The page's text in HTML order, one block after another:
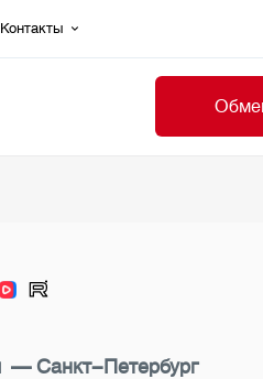
Контакты
— Санкт-Петербург